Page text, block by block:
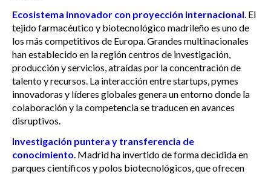
Ecosistema innovador con proyección internacional . El
tejido farmacéutico y biotecnológico madrileño es uno de
los más competitivos de Europa. Grandes multinacionales
han establecido en la región centros de investigación,
producción y servicios, atraídas por la concentración de
talento y recursos. La interacción entre startups, pymes
innovadoras y líderes globales genera un entorno donde la
colaboración y la competencia se traducen en avances
disruptivos.
Investigación puntera y transferencia de
conocimiento. Madrid ha invertido de forma decidida en
parques científicos y polos biotecnológicos, que ofrecen